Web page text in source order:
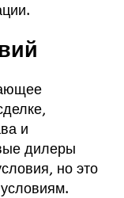
и
дилеры
но это